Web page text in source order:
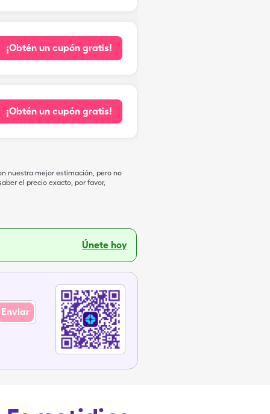
¡Obtén un cupón gratis!
¡Obtén un cupón gratis!
nuestra mejor estimación, pero no
el precio exacto, por favor,
Únete hoy
Enviar